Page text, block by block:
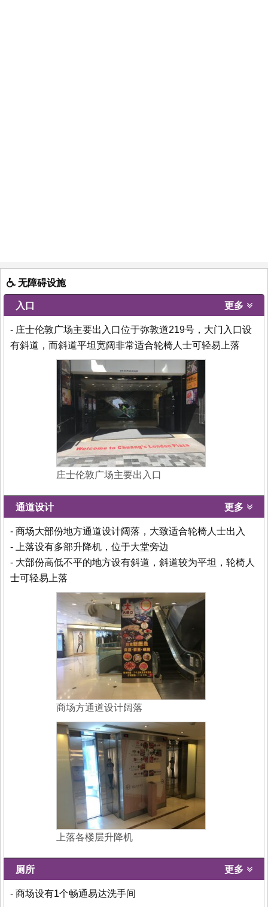
无障碍设施
入口 更多
- 庄士伦敦广场主要出入口位于弥敦道219号，大门入口设
有斜道，而斜道平坦宽阔非常适合轮椅人士可轻易上落
庄士伦敦广场主要出入口
通道设计 更多
- 商场大部份地方通道设计阔落，大致适合轮椅人士出入
- 上落设有多部升降机，位于大堂旁边
- 大部份高低不平的地方设有斜道，斜道较为平坦，轮椅人
士可轻易上落
商场方通道设计阔落
上落各楼层升降机
厕所 更多
- 商场设有1个畅通易达洗手间